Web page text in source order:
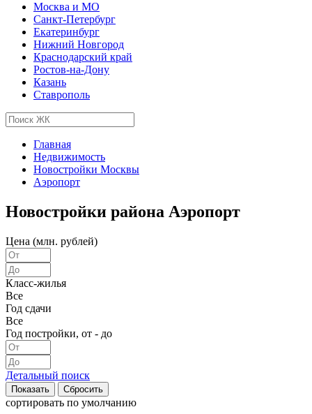
Москва и МО
Санкт-Петербург
Екатеринбург
Нижний Новгород
Краснодарский край
Ростов-на-Дону
Казань
Ставрополь
Главная
Недвижимость
Новостройки Москвы
Аэропорт
Новостройки района Аэропорт
Цена (млн. рублей)
Класс-жилья
Все
Год сдачи
Все
Год постройки, от - до
Детальный поиск
сортировать по умолчанию